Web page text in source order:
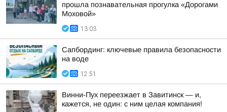
прошла познавательная прогулка «Дорогами
Моховой»
13:03
Сапбординг: ключевые правила безопасности
на воде
12:51
Винни-Пух переезжает в Завитинск — и,
кажется, не один: с ним целая компания!